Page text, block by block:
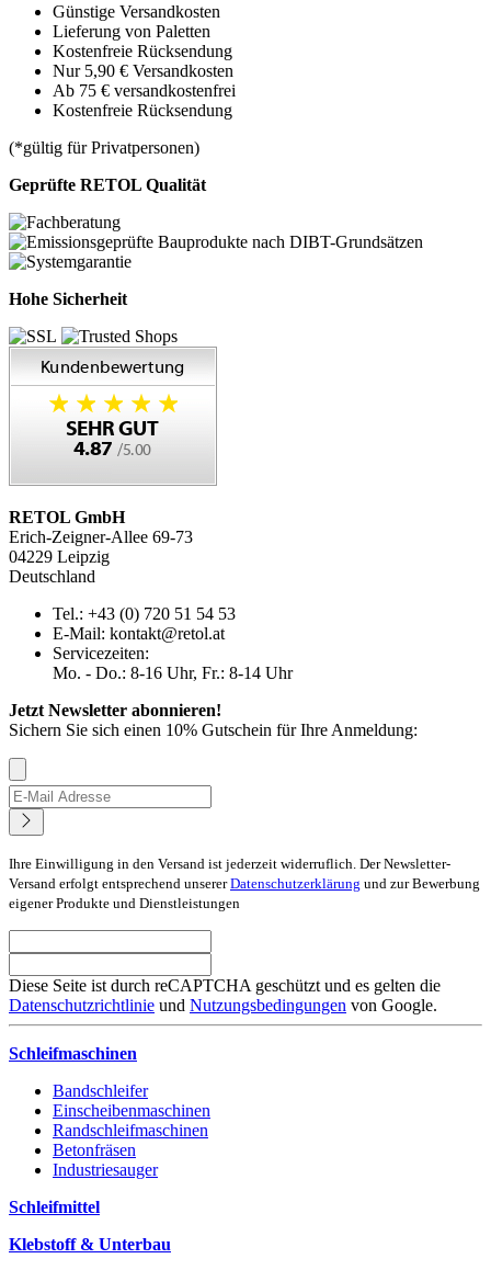
Günstige Versandkosten
Lieferung von Paletten
Kostenfreie Rücksendung
Nur 5,90 € Versandkosten
Ab 75 € versandkostenfrei
Kostenfreie Rücksendung
(*gültig für Privatpersonen)
Geprüfte RETOL Qualität
Hohe Sicherheit
RETOL GmbH
Erich-Zeigner-Allee 69-73
04229 Leipzig
Deutschland
Tel.: +43 (0) 720 51 54 53
E-Mail: kontakt@retol.at
Servicezeiten:
Mo. - Do.: 8-16 Uhr, Fr.: 8-14 Uhr
Jetzt Newsletter abonnieren!
Sichern Sie sich einen 10% Gutschein für Ihre Anmeldung:
Ihre Einwilligung in den Versand ist jederzeit widerruflich. Der Newsletter-
Versand erfolgt entsprechend unsererDatenschutzerklärung und zur Bewerbung
eigener Produkte und Dienstleistungen
Diese Seite ist durch reCAPTCHA geschützt und es gelten die
Datenschutzrichtlinie und Nutzungsbedingungen von Google.
Schleifmaschinen
Bandschleifer
Einscheibenmaschinen
Randschleifmaschinen
Betonfräsen
Industriesauger
Schleifmittel
Klebstoff & Unterbau